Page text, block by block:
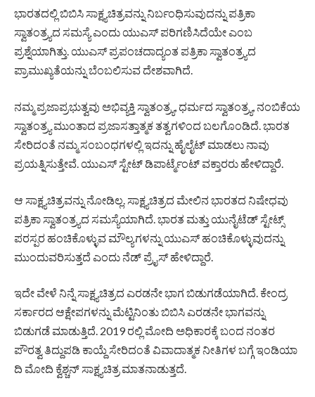
ಭಾರತದಲ್ಲಿ ಬಿಬಿಸಿ ಸಾಕ್ಷ್ಯಚಿತ್ರವನ್ನು ನಿರ್ಬಂಧಿಸುವುದನ್ನು ಪತ್ರಿಕಾ
ಸ್ವಾತಂತ್ರ್ಯದ ಸಮಸ್ಯೆ ಎಂದು ಯುಎಸ್ ಪರಿಗಣಿಸಿದೆಯೇ ಎಂಬ
ಪ್ರಶ್ನೆಯಾಗಿತ್ತು. ಯುಎಸ್ ಪ್ರಪಂಚದಾದ್ಯಂತ ಪತ್ರಿಕಾ ಸ್ವಾತಂತ್ರ್ಯದ
ಪ್ರಾಮುಖ್ಯತೆಯನ್ನು ಬೆಂಬಲಿಸುವ ದೇಶವಾಗಿದೆ.
ನಮ್ಮ ಪ್ರಜಾಪ್ರಭುತ್ವವು ಅಭಿವ್ಯಕ್ತಿ ಸ್ವಾತಂತ್ರ್ಯ, ಧರ್ಮದ ಸ್ವಾತಂತ್ರ್ಯ, ನಂಬಿಕೆಯ
ಸ್ವಾತಂತ್ರ್ಯ ಮುಂತಾದ ಪ್ರಜಾಸತ್ತಾತ್ಮಕ ತತ್ವಗಳಿಂದ ಬಲಗೊಂಡಿದೆ. ಭಾರತ
ಸೇರಿದಂತೆ ನಮ್ಮ ಸಂಬಂಧಗಳಲ್ಲಿ ಇದನ್ನು ಹೈಲೈಟ್ ಮಾಡಲು ನಾವು
ಪ್ರಯತ್ನಿಸುತ್ತೇವೆ. ಯುಎಸ್ ಸ್ಟೇಟ್ ಡಿಪಾರ್ಟ್ಮೆಂಟ್ ವಕ್ತಾರರು ಹೇಳಿದ್ದಾರೆ.
ಆ ಸಾಕ್ಷ್ಯಚಿತ್ರವನ್ನು ನೋಡಿಲ್ಲ. ಸಾಕ್ಷ್ಯಚಿತ್ರದ ಮೇಲಿನ ಭಾರತದ ನಿಷೇಧವು
ಪತ್ರಿಕಾ ಸ್ವಾತಂತ್ರ್ಯದ ಸಮಸ್ಯೆಯಾಗಿದೆ. ಭಾರತ ಮತ್ತು ಯುನೈಟೆಡ್ ಸ್ಟೇಟ್ಸ್
ಪರಸ್ಪರ ಹಂಚಿಕೊಳ್ಳುವ ಮೌಲ್ಯಗಳನ್ನು ಯುಎಸ್ ಹಂಚಿಕೊಳ್ಳುವುದನ್ನು
ಮುಂದುವರಿಸುತ್ತದೆ ಎಂದು ನೆಡ್ ಪ್ರೈಸ್ ಹೇಳಿದ್ದಾರೆ.
ಇದೇ ವೇಳೆ ನಿನ್ನೆ ಸಾಕ್ಷ್ಯಚಿತ್ರದ ಎರಡನೇ ಭಾಗ ಬಿಡುಗಡೆಯಾಗಿದೆ. ಕೇಂದ್ರ
ಸರ್ಕಾರದ ಆಕ್ಷೇಪಗಳನ್ನು ಮೆಟ್ಟಿನಿಂತು ಬಿಬಿಸಿ ಎರಡನೇ ಭಾಗವನ್ನು
ಬಿಡುಗಡೆ ಮಾಡುತ್ತಿದೆ. 2019 ರಲ್ಲಿ ಮೋದಿ ಅಧಿಕಾರಕ್ಕೆ ಬಂದ ನಂತರ
ಪೌರತ್ವ ತಿದ್ದುಪಡಿ ಕಾಯ್ದೆ ಸೇರಿದಂತೆ ವಿವಾದಾತ್ಮಕ ನೀತಿಗಳ ಬಗ್ಗೆ ಇಂಡಿಯಾ
ದಿ ಮೋದಿ ಕ್ವೆಶ್ಚನ್ ಸಾಕ್ಷ್ಯಚಿತ್ರ ಮಾತನಾಡುತ್ತದೆ.